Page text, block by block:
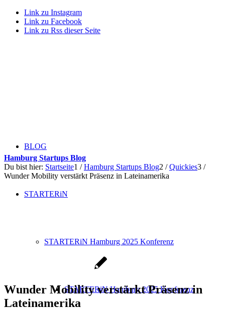
Link zu Instagram
Link zu Facebook
Link zu Rss dieser Seite
BLOG
STARTERiN
STARTERiN Hamburg 2025 Konferenz
STARTERiN Hamburg 2025 Konferenz
Hamburg Startups Blog
Du bist hier: Startseite1 / Hamburg Startups Blog2 / Quickies3 /
Wunder Mobility verstärkt Präsenz in Lateinamerika
Wunder Mobility verstärkt Präsenz in
Lateinamerika